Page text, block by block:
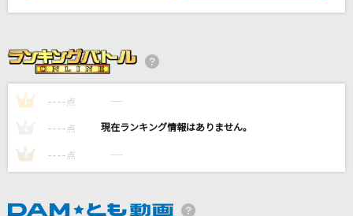
Brand New
Mrs. GREEN APPLE
[生音]センチメンタル
スピッツ
1 ---- 点 ----
---- 点 ----
3 ---- 点 ----